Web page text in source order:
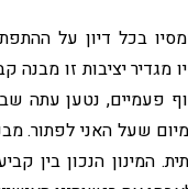
בכל דיון על
יציבות זו
פעמיים, נטען עתה
שעל האני לפתור.
המינון הנכון בין